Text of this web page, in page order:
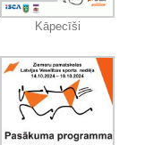
Kāpecīši